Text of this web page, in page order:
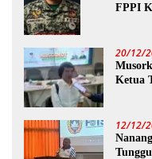
FPPI
20/12/
Ketua
12/12/